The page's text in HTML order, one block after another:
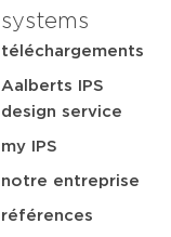
systems
téléchargements
Aalberts IPS
design service
my IPS
notre entreprise
références